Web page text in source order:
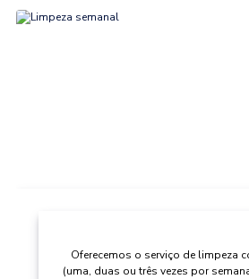
Oferecemos o serviço de limpeza
(uma, duas ou três vezes por